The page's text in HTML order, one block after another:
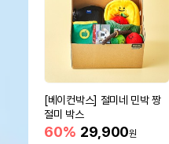
[베이컨박스] 절미네 민박 짱
절미 박스
60% 29,900원